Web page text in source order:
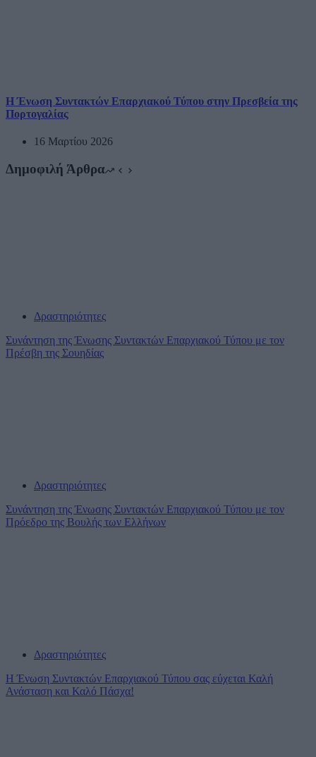
Η Ένωση Συντακτών Επαρχιακού Τύπου στην Πρεσβεία της
Πορτογαλίας
16 Μαρτίου 2026
Δημοφιλή Άρθρα
Δραστηριότητες
Συνάντηση της Ένωσης Συντακτών Επαρχιακού Τύπου με τον
Πρέσβη της Σουηδίας
Δραστηριότητες
Συνάντηση της Ένωσης Συντακτών Επαρχιακού Τύπου με τον
Πρόεδρο της Βουλής των Ελλήνων
Δραστηριότητες
Η Ένωση Συντακτών Επαρχιακού Τύπου σας εύχεται Καλή
Ανάσταση και Καλό Πάσχα!